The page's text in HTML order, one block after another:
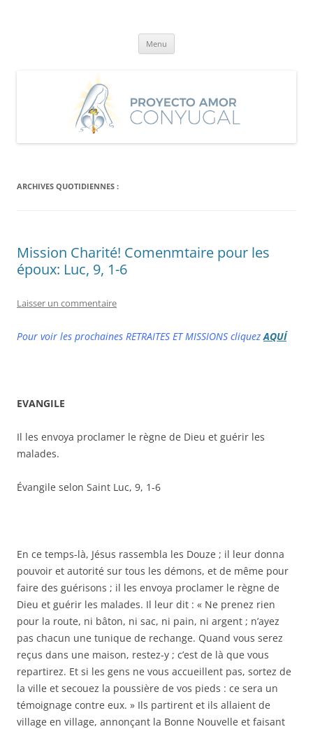
Menu
ARCHIVES QUOTIDIENNES :
Mission Charité! Comenmtaire pour les
époux: Luc, 9, 1-6
Laisser un commentaire
Pour voir les prochaines RETRAITES ET MISSIONS cliquezAQUÍ
EVANGILE
Il les envoya proclamer le règne de Dieu et guérir les
malades.
Évangile selon Saint Luc, 9, 1-6
En ce temps-là, Jésus rassembla les Douze ; il leur donna
pouvoir et autorité sur tous les démons, et de même pour
faire des guérisons ; il les envoya proclamer le règne de
Dieu et guérir les malades. Il leur dit : « Ne prenez rien
pour la route, ni bâton, ni sac, ni pain, ni argent ; n’ayez
pas chacun une tunique de rechange. Quand vous serez
reçus dans une maison, restez-y ; c’est de là que vous
repartirez. Et si les gens ne vous accueillent pas, sortez de
la ville et secouez la poussière de vos pieds : ce sera un
témoignage contre eux. » Ils partirent et ils allaient de
village en village, annonçant la Bonne Nouvelle et faisant